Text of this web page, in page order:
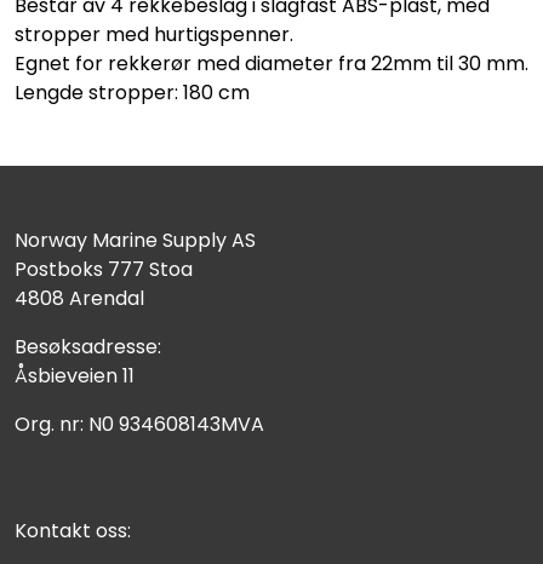
Består av 4 rekkebeslag i slagfast ABS-plast, med
stropper med hurtigspenner.
Egnet for rekkerør med diameter fra 22mm til 30 mm.
Lengde stropper: 180 cm
Norway Marine Supply AS
Postboks 777 Stoa
4808 Arendal
Besøksadresse:
Åsbieveien 11
Org. nr: N0 934608143MVA
Kontakt oss: